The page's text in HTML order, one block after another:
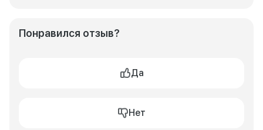
Понравился отзыв?
Да
Нет